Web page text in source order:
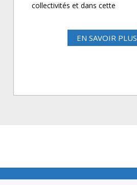
collectivités et dans cette
EN SAVOIR PLUS